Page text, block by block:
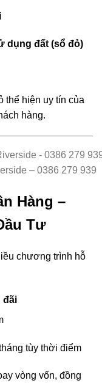
dụng đất (sổ đỏ)
thể hiện uy tín của
hàng.
– 0386 279 939
Hàng –
Tư
chương trình hỗ
đãi
tùy thời điểm
vòng vốn, đồng